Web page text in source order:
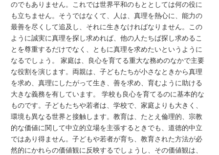
のでもありません。これでは世界平和のもととしては何の役に
も立ちません。そうではなくて、人は、真理を熱心に、能力の
最善を尽くして追及し、それに生きなければなりません。この
ように誠実に真理を探し求めれば、他の人たちば探し求めるこ
とを尊重するだけでなく、ともに真理を求めたいというように
なるでしょう。 家庭は、良心を育てる重大な務めのなかで主要
な役割を演じます。両親は、子どもたちが小さなときから真理
を求め、真理にしたがって生き、善を求め、育むように助ける
大きな義務を有しています。 学校も良心を育てるのに基本的な
ものです。子どもたちや若者は、学校で、家庭よりも大きく、
環境も異なる世界と接触します。教育は、たとえ倫理的、宗教
的な価値に関して中立的立場を主張するときでも、道徳的中立
ではあり得ません。子どもや若者が育ち、教育された方法が必
然的にかれらの価値観に反映するでしょうし、その価値観は、